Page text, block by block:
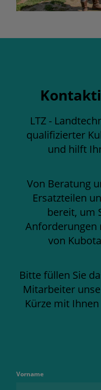
LTZ -
qualifizierter
und hilft
Von Beratung
Ersatzteilen
bereit, um
Anforderungen
von
Bitte füllen Sie
Mitarbeiter
Kürze mit
Vorname